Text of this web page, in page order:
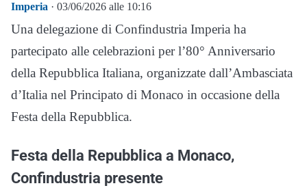
Imperia · 03/06/2026 alle 10:16
Una delegazione di Confindustria Imperia ha
partecipato alle celebrazioni per l’80° Anniversario
della Repubblica Italiana, organizzate dall’Ambasciata
d’Italia nel Principato di Monaco in occasione della
Festa della Repubblica.
Festa della Repubblica a Monaco,
Confindustria presente